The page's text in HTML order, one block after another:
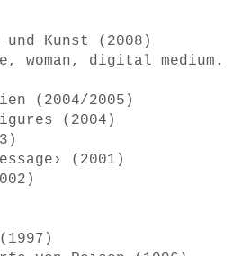
Kunst (2008)
woman, digital medium.
(2004/2005)
(2004)
(2001)